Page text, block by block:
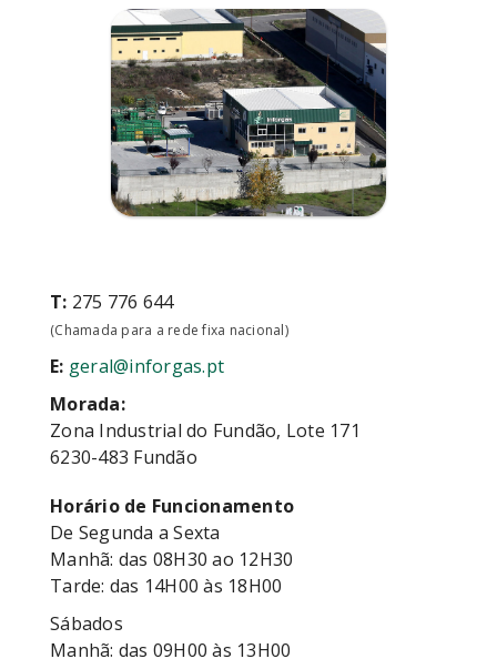
T: 275 776 644
(Chamada para a rede fixa nacional)
E: geral@inforgas.pt
Morada:
Zona Industrial do Fundão, Lote 171
6230-483 Fundão
Horário de Funcionamento
De Segunda a Sexta
Manhã: das 08H30 ao 12H30
Tarde: das 14H00 às 18H00
Sábados
Manhã: das 09H00 às 13H00